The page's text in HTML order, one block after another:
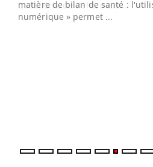
matière de bilan de santé :
numérique » permet ...